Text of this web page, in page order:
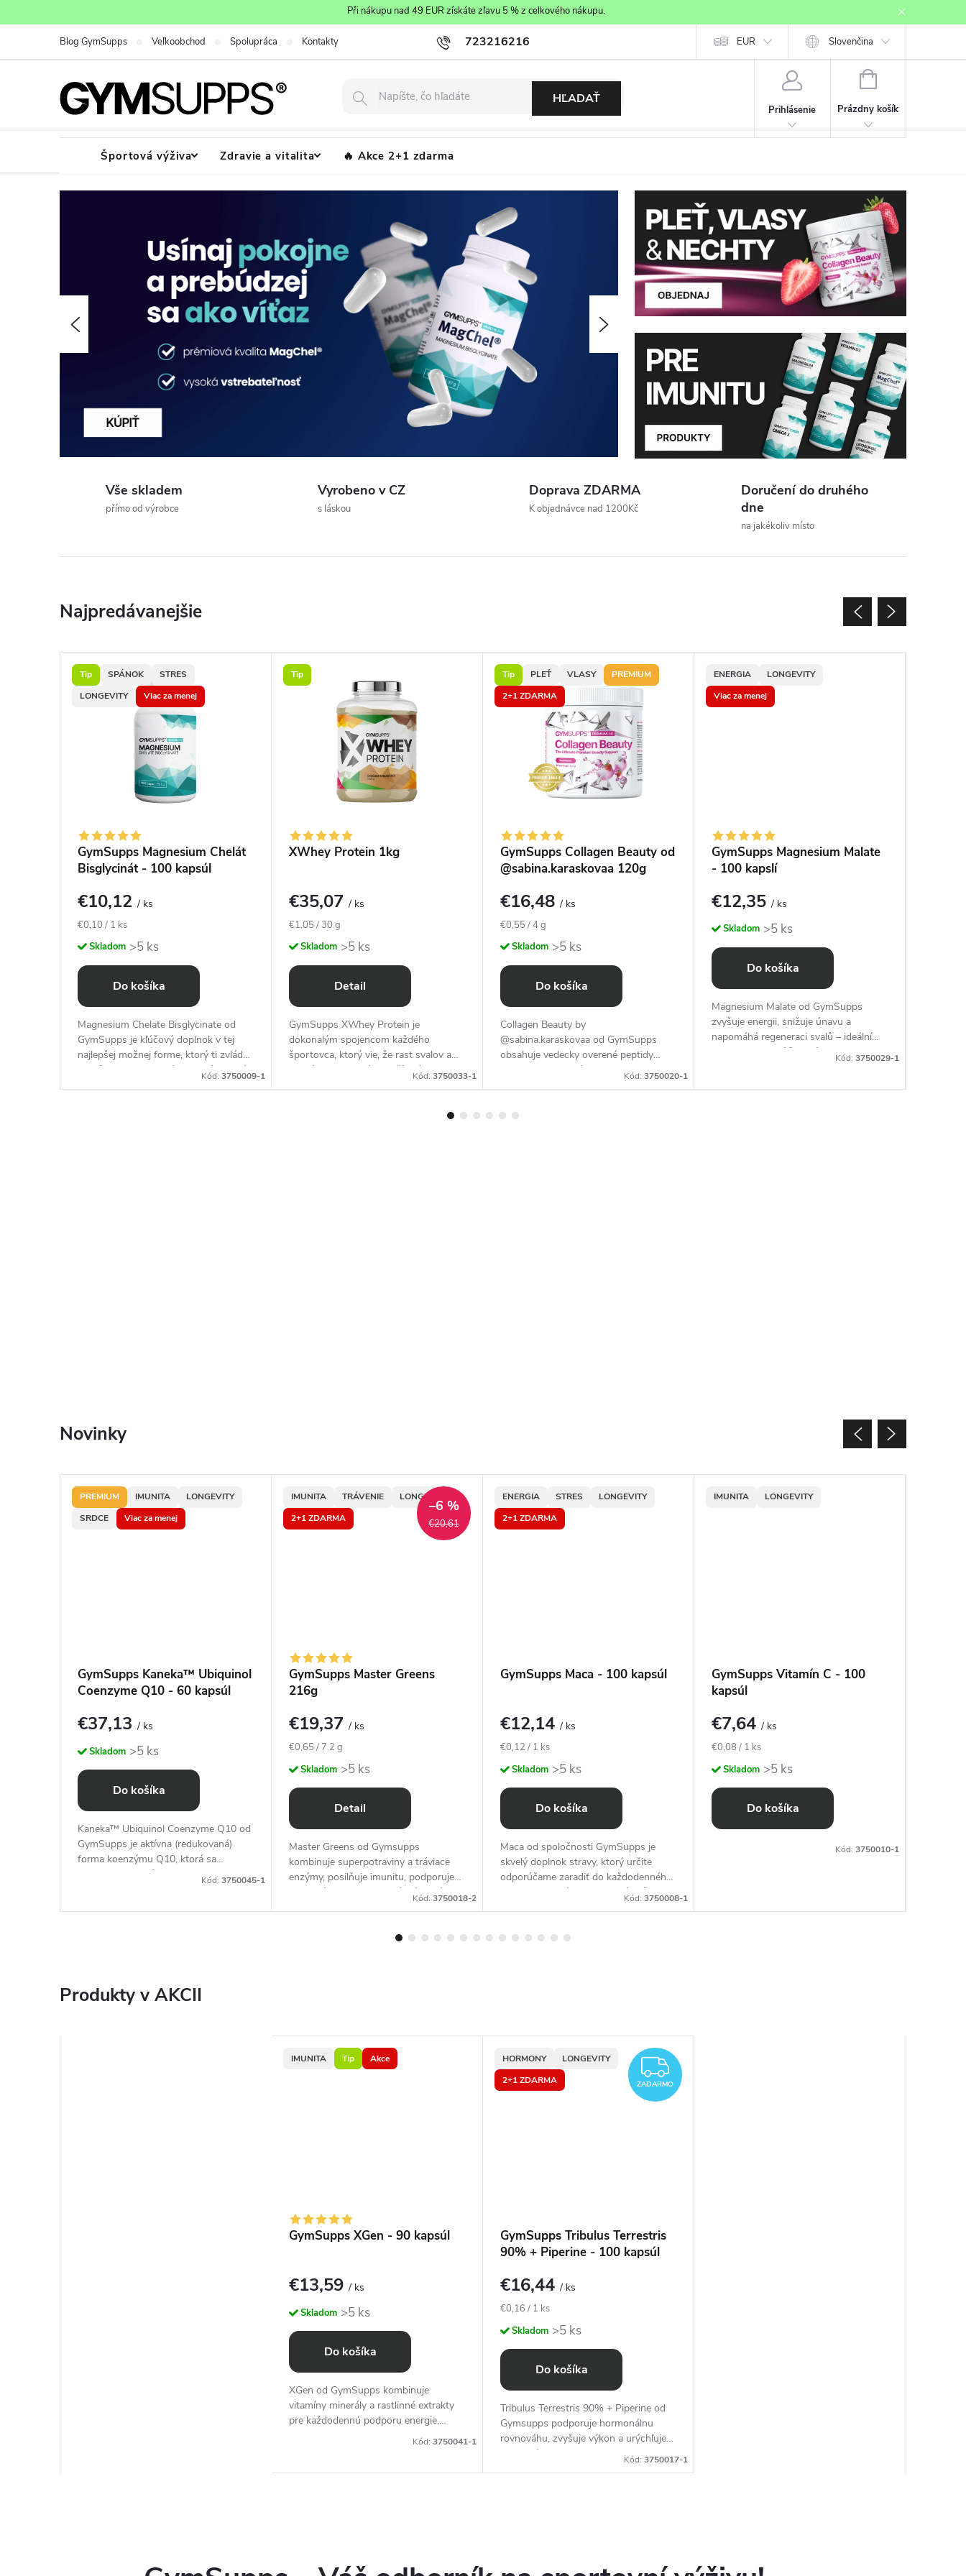
na
Při nákupu nad 49 EUR získáte zľavu 5 % z celkového nákupu.
723216216
Blog GymSupps Veľkoobchod Spolupráca Kontakty Obchodné podmienky Podmienky ochrany osobných údajov Mapa serveru Registrácia affiliate partnera Prihlásenie affiliate
EUR Slovenčina
HĽADAŤ
Prihlásenie
NÁKUPNÝ
Prázdny košík
Športová výživa Zdravie a vitalita Akce 2+1 zdarma
G
S
u
s
š
o
d
p
ý
ž
Predchádzajúce
Vše skladem
přímo od výrobce
Vyrobeno v CZ
s láskou
Doprava ZDARMA
K objednávce nad 1200Kč
Doručení do druhého
dne
na jakékoliv místo
Najpredávanejšie
Tip SPÁNOK
STRES
LONGEVITY
Viac za menej
GymSupps Magnesium Chelát
Bisglycinát - 100 kapsúl
€10,12/ ks
Jednotková
cena:
€0,10 / 1 ks
Skladom >5 ks
Do košíka
Magnesium Chelate Bisglycinate od
GymSupps je kľúčový doplnok v tej
najlepšej možnej forme, ktorý ti zvládne
vyriešiť mnoho problémov a tým uľaví
Kód: 3750009-1
Tip
XWhey Protein 1kg
€35,07/ ks
Jednotková
cena:
€1,05 / 30 g
Skladom >5 ks
Detail
GymSupps XWhey Protein je
dokonalým spojencom každého
športovca, ktorý vie, že rast svalov a
efektívna regenerácia začínajú pri
Kód: 3750033-1
Tip PLEŤ VLASY
PREMIUM
2+1 ZDARMA
GymSupps Collagen Beauty od
@sabina.karaskovaa 120g
€16,48/ ks
Jednotková
cena:
€0,55 / 4 g
Skladom >5 ks
Do košíka
Collagen Beauty by
@sabina.karaskovaa od GymSupps
obsahuje vedecky overené peptidy
hovädzieho kolagénu COLLinstant®
Kód: 3750020-1
ENERGIA
LONGEVITY
Viac za menej
GymSupps Magnesium Malate
- 100 kapslí
€12,35/ ks
Skladom >5 ks
Do košíka
Magnesium Malate od GymSupps
zvyšuje energii, snižuje únavu a
napomáhá regeneraci svalů – ideální
volba pro aktivní životní styl.Kód: 3750029-1
Novinky
PREMIUM IMUNITA
LONGEVITY
SRDCE
Viac za menej
GymSupps Kaneka™ Ubiquinol
Coenzyme Q10 - 60 kapsúl
€37,13/ ks
Skladom >5 ks
Do košíka
Kaneka™ Ubiquinol Coenzyme Q10 od
GymSupps je aktívna (redukovaná)
forma koenzýmu Q10, ktorá sa
prirodzene nachádza v ľudskom tele a
Kód: 3750045-1
IMUNITA TRÁVENIE
LONGEVITY
2+1 ZDARMA
€20,61
–6 %
GymSupps Master Greens
216g
€19,37/ ks
Jednotková
cena:
€0,65 / 7.2 g
Skladom >5 ks
Detail
Master Greens od Gymsupps
kombinuje superpotraviny a tráviace
enzýmy, posilňuje imunitu, podporuje
detoxikáciu a energiu, má príjemnú
Kód: 3750018-2
ENERGIA STRES
LONGEVITY
2+1 ZDARMA
GymSupps Maca - 100 kapsúl
€12,14/ ks
Jednotková
cena:
€0,12 / 1 ks
Skladom >5 ks
Do košíka
Maca od spoločnosti GymSupps je
skvelý doplnok stravy, ktorý určite
odporúčame zaradiť do každodenného
fungovania v týchto hektických časoch!
Kód: 3750008-1
IMUNITA LONGEVITY
GymSupps Vitamín C - 100
kapsúl
€7,64/ ks
Jednotková
cena:
€0,08 / 1 ks
Skladom >5 ks
Do košíka
Kód: 3750010-1
Produkty v AKCII
IMUNITA Tip Akce
GymSupps XGen - 90 kapsúl
€13,59/ ks
Skladom >5 ks
Do košíka
XGen od GymSupps kombinuje
vitamíny minerály a rastlinné extrakty
pre každodennú podporu energie,
Kód: 3750041-1
HORMONY
LONGEVITY
2+1 ZDARMA
ZADARMO
ZADARMO
GymSupps Tribulus Terrestris
90% + Piperine - 100 kapsúl
€16,44/ ks
Jednotková
cena:
€0,16 / 1 ks
Skladom >5 ks
Do košíka
Tribulus Terrestris 90% + Piperine od
Gymsupps podporuje hormonálnu
rovnováhu, zvyšuje výkon a urýchľuje
regeneráciu.
Kód: 3750017-1